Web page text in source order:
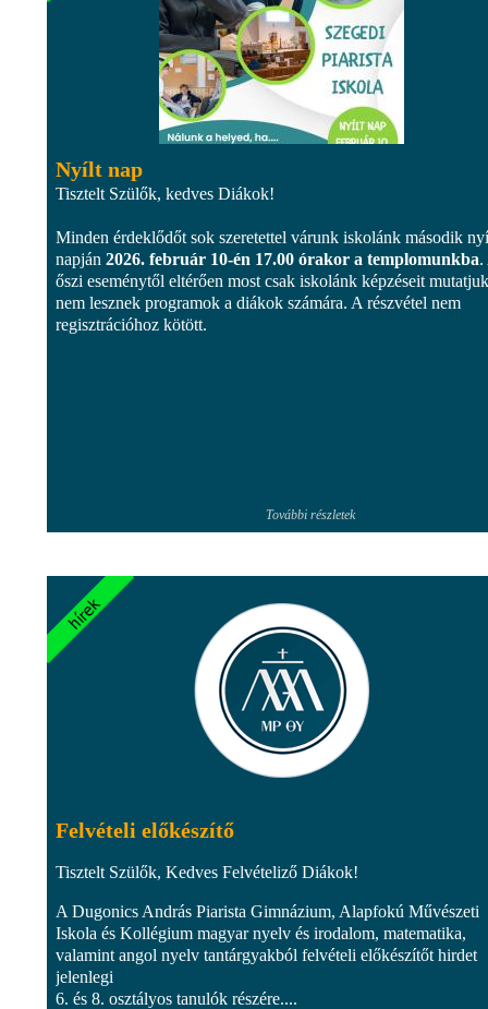
Nyílt nap
Tisztelt Szülők, kedves Diákok!
Minden érdeklődőt sok szeretettel várunk iskolánk második
napján 2026. február 10-én 17.00 órakor a templomunkba.
őszi eseménytől eltérően most csak iskolánk képzéseit
nem lesznek programok a diákok számára. A részvétel nem
regisztrációhoz kötött.
További részletek
Felvételi előkészítő
Tisztelt Szülők, Kedves Felvételiző Diákok!
A Dugonics András Piarista Gimnázium, Alapfokú Művészeti
Iskola és Kollégium magyar nyelv és irodalom, matematika,
valamint angol nyelv tantárgyakból felvételi előkészítőt hirdet
jelenlegi
6. és 8. osztályos tanulók részére....